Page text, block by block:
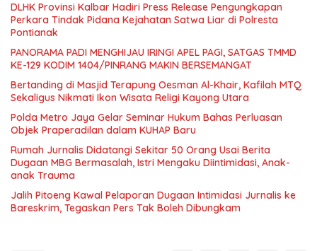
DLHK Provinsi Kalbar Hadiri Press Release Pengungkapan
Perkara Tindak Pidana Kejahatan Satwa Liar di Polresta
Pontianak
PANORAMA PADI MENGHIJAU IRINGI APEL PAGI, SATGAS TMMD
KE-129 KODIM 1404/PINRANG MAKIN BERSEMANGAT
Bertanding di Masjid Terapung Oesman Al-Khair, Kafilah MTQ
Sekaligus Nikmati Ikon Wisata Religi Kayong Utara
Polda Metro Jaya Gelar Seminar Hukum Bahas Perluasan
Objek Praperadilan dalam KUHAP Baru
Rumah Jurnalis Didatangi Sekitar 50 Orang Usai Berita
Dugaan MBG Bermasalah, Istri Mengaku Diintimidasi, Anak-
anak Trauma
Jalih Pitoeng Kawal Pelaporan Dugaan Intimidasi Jurnalis ke
Bareskrim, Tegaskan Pers Tak Boleh Dibungkam